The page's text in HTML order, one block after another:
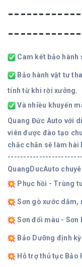
Cam kết bảo hành
Bảo hành vật tư
tính từ khi rời xưởng.
Và nhiều khuyến
Quang Đức Auto với
viên được đào tạo
chắc chắn sẽ làm hài
QuangDucAuto
Phục hồi - Trùng
Sơn gò xước dăm,
Sơn đổi màu - Sơn
Bảo Dưỡng định
Hỗ trợ thủ tục Bảo